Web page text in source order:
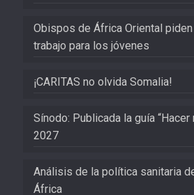
Obispos de África Oriental
trabajo para los jóvenes
¡CARITAS no olvida Somalia!
Sínodo: Publicada la guía “Hacer
2027
Análisis de la política sanitaria
África